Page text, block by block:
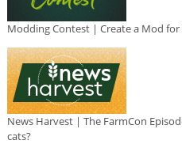
Modding Contest | Create a Mod
News Harvest | The FarmCon
cats?